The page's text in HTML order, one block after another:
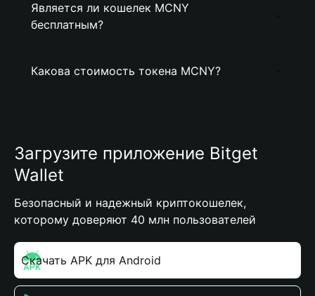
Является ли кошелек MCNY
бесплатным?
Какова стоимость токена MCNY?
Загрузите приложение Bitget
Wallet
Безопасный и надежный криптокошелек,
которому доверяют 40 млн пользователей
Скачать APK для Android